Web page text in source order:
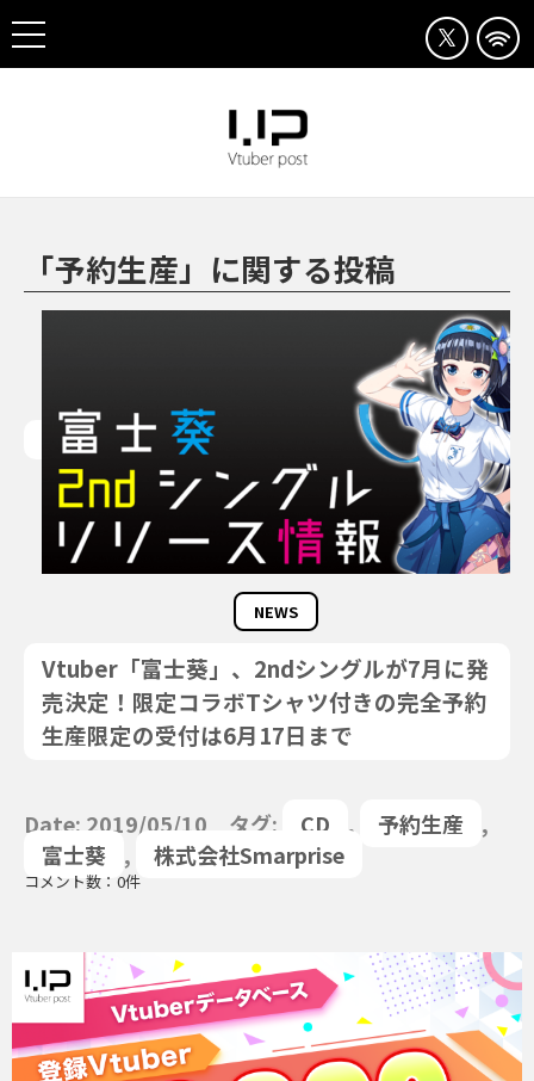
「予約生産」に関する投稿
NEWS
Vtuber「富士葵」、2ndシングルが7月に発
売決定！限定コラボTシャツ付きの完全予約
生産限定の受付は6月17日まで
Date: 2019/05/10 タグ: CD , 予約生産
,
富士葵
, 株式会社Smarprise
コメント数：0件